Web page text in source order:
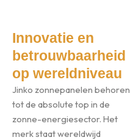
Innovatie en
betrouwbaarheid
op wereldniveau
Jinko zonnepanelen behoren
tot de absolute top in de
zonne-energiesector. Het
merk staat wereldwijd